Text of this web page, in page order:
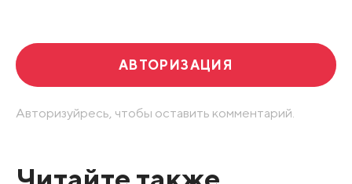
АВТОРИЗАЦИЯ
Авторизуйресь, чтобы оставить комментарий.